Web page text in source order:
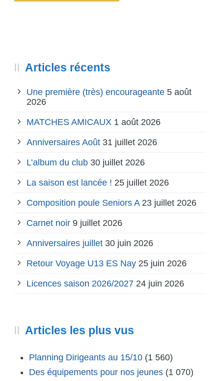
Articles récents
Une première (très) encourageante 5 août
2026
MATCHES AMICAUX 1 août 2026
Anniversaires Août 31 juillet 2026
L’album du club 30 juillet 2026
La saison est lancée ! 25 juillet 2026
Composition poule Seniors A 23 juillet 2026
Carnet noir 9 juillet 2026
Anniversaires juillet 30 juin 2026
Retour Voyage U13 ES Nay 25 juin 2026
Licences saison 2026/2027 24 juin 2026
Articles les plus vus
Planning Dirigeants au 15/10 (1 560)
Des équipements pour nos jeunes (1 070)